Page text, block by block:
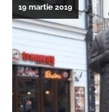
19 martie 2019